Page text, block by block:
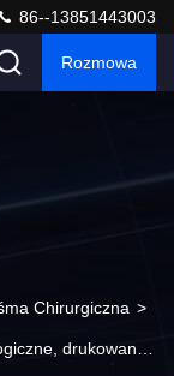
86--13851443003
Rozmowa
Chirurgiczna >
drukowane